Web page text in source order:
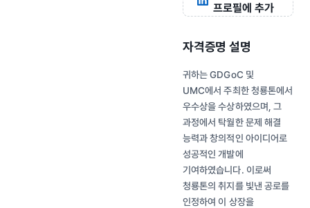
프로필에 추가
자격증명 설명
귀하는 GDGoC 및
UMC에서 주최한 청룡톤에서
우수상을 수상하였으며, 그
과정에서 탁월한 문제 해결
능력과 창의적인 아이디어로
성공적인 개발에
기여하였습니다. 이로써
청룡톤의 취지를 빛낸 공로를
인정하여 이 상장을